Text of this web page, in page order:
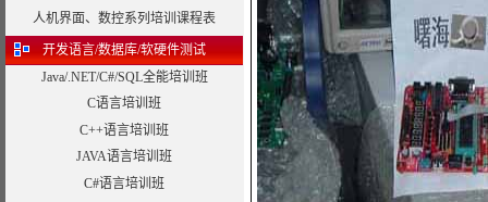
人机界面、数控系列培训课程表
开发语言/数据库/软硬件测试
Java/.NET/C#/SQL全能培训班
C语言培训班
C++语言培训班
JAVA语言培训班
C#语言培训班